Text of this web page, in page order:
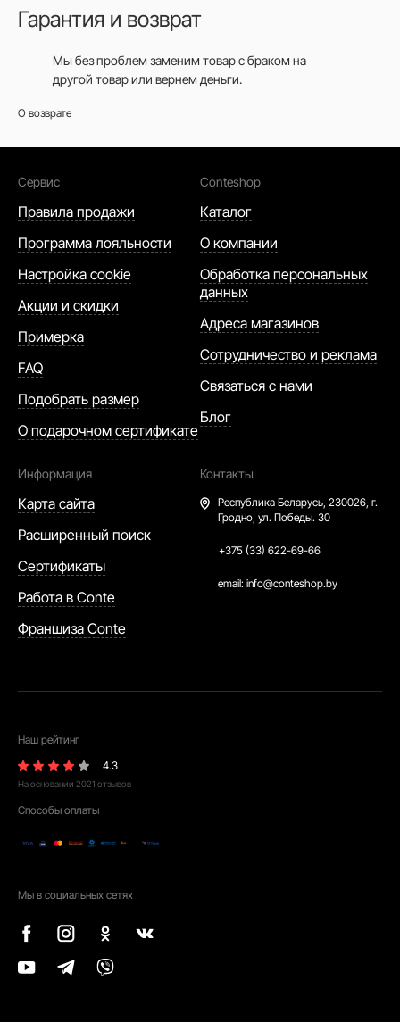
Гарантия и возврат
Мы без проблем заменим товар с браком на
другой товар или вернем деньги.
О возврате
Сервис
Правила продажи
Программа лояльности
Настройка cookie
Акции и скидки
Примерка
FAQ
Подобрать размер
О подарочном сертификате
Conteshop
Каталог
О компании
Обработка персональных
данных
Адреса магазинов
Сотрудничество и реклама
Связаться с нами
Блог
Информация
Карта сайта
Расширенный поиск
Сертификаты
Работа в Conte
Франшиза Conte
Контакты
Республика Беларусь, 230026, г.
Гродно, ул. Победы. 30
+375 (33) 622-69-66
email: info@conteshop.by
Наш рейтинг
4.3
На основании 2021 отзывов
Способы оплаты
Мы в социальных сетях